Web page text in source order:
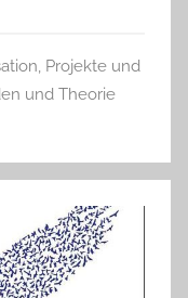
, Projekte und
und Theorie